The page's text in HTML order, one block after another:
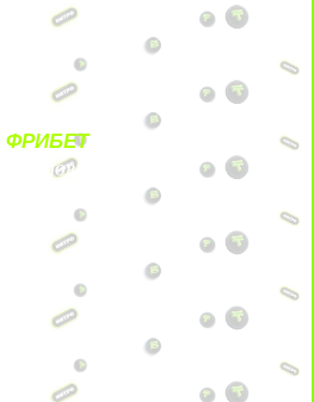
ФРИБЕТ
БЕЗ УСЛОВИЙ